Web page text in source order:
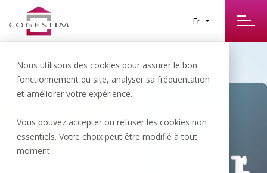
Nous utilisons des cookies pour assurer le bon
fonctionnement du site, analyser sa fréquentation
et améliorer votre expérience.
Vous pouvez accepter ou refuser les cookies non
essentiels. Votre choix peut être modifié à tout
moment.
Fr
Aigle | 30.- CHF/NET/MOIS